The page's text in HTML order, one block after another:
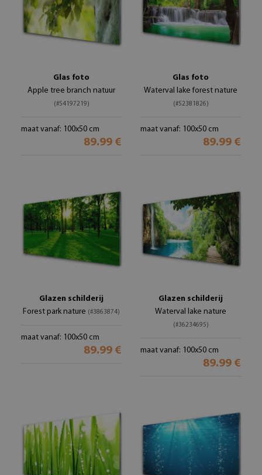
Glas foto
Apple tree branch natuur
(#54197219)
maat vanaf: 100x50 cm
89.99 €
Glas foto
Waterval lake forest nature
(#52381826)
maat vanaf: 100x50 cm
89.99 €
Glazen schilderij
Forest park nature (#3863874)
maat vanaf: 100x50 cm
89.99 €
Glazen schilderij
Waterval lake nature
(#36234695)
maat vanaf: 100x50 cm
89.99 €